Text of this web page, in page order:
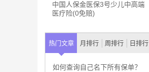
中国人保金医保3号少儿中高端
医疗险(0免赔)
热门文章 月排行 周排行 日排行
如何查询自己名下所有保单？